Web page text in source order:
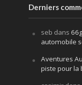
Derniers
seb dans
automobile
Aventures
piste pour la